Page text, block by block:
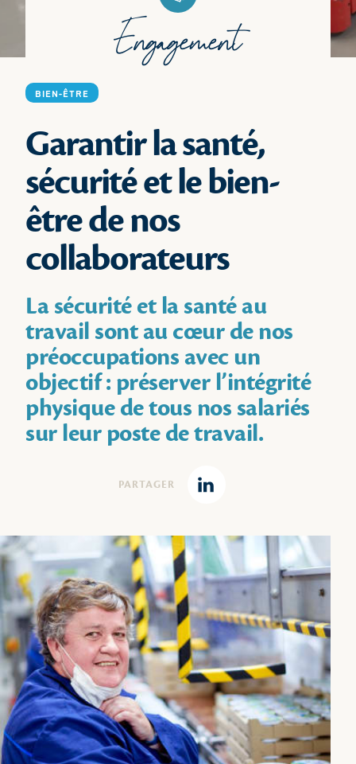
Engagement
BIEN-ÊTRE
Garantir la santé,
sécurité et le bien-
être de nos
collaborateurs
La sécurité et la santé au
travail sont au cœur de nos
préoccupations avec un
objectif : préserver l’intégrité
physique de tous nos salariés
sur leur poste de travail.
PARTAGER
Linkedin